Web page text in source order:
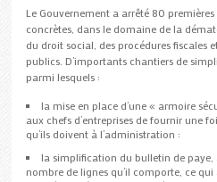
Le Gouvernement a arrêté 80
concrètes, dans le domaine de la
du droit social, des procédures fiscales
publics. D’importants chantiers de
parmi lesquels :
la mise en place d’une « armoire
aux chefs d’entreprises de fournir une
qu’ils doivent à l’administration :
la simplification du bulletin de
nombre de lignes qu’il comporte, ce